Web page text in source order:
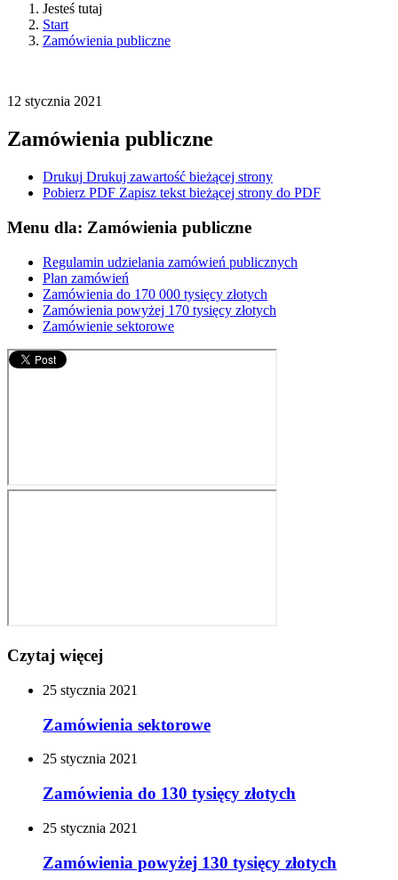
Jesteś tutaj
Start
Zamówienia publiczne
12 stycznia 2021
Zamówienia publiczne
Drukuj Drukuj zawartość bieżącej strony
Pobierz PDF Zapisz tekst bieżącej strony do PDF
Menu dla: Zamówienia publiczne
Regulamin udzielania zamówień publicznych
Plan zamówień
Zamówienia do 170 000 tysięcy złotych
Zamówienia powyżej 170 tysięcy złotych
Zamówienie sektorowe
Czytaj więcej
25 stycznia 2021
Zamówienia sektorowe
25 stycznia 2021
Zamówienia do 130 tysięcy złotych
25 stycznia 2021
Zamówienia powyżej 130 tysięcy złotych